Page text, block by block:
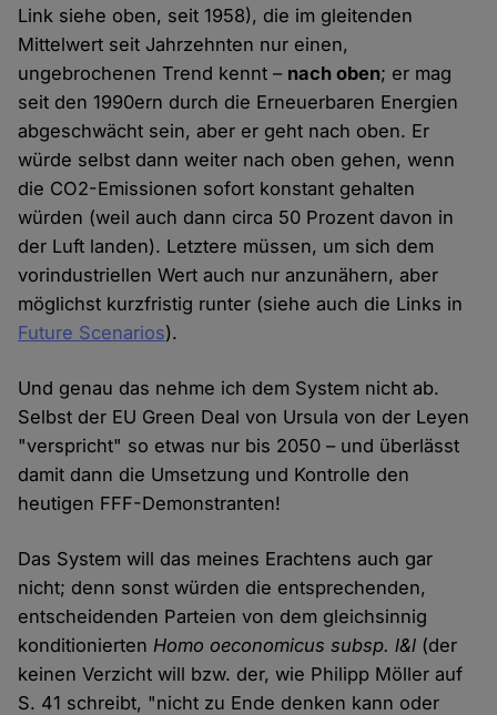
Link siehe oben, seit 1958), die im gleitenden
Mittelwert seit Jahrzehnten nur einen,
ungebrochenen Trend kennt – nach oben; er mag
seit den 1990ern durch die Erneuerbaren Energien
abgeschwächt sein, aber er geht nach oben. Er
würde selbst dann weiter nach oben gehen, wenn
die CO2-Emissionen sofort konstant gehalten
würden (weil auch dann circa 50 Prozent davon in
der Luft landen). Letztere müssen, um sich dem
vorindustriellen Wert auch nur anzunähern, aber
möglichst kurzfristig runter (siehe auch die Links in
Future Scenarios).
Und genau das nehme ich dem System nicht ab.
Selbst der EU Green Deal von Ursula von der Leyen
"verspricht" so etwas nur bis 2050 – und überlässt
damit dann die Umsetzung und Kontrolle den
heutigen FFF-Demonstranten!
Das System will das meines Erachtens auch gar
nicht; denn sonst würden die entsprechenden,
entscheidenden Parteien von dem gleichsinnig
konditioniertenHomo oeconomicus subsp. l&l (der
keinen Verzicht will bzw. der, wie Philipp Möller auf
S. 41 schreibt, "nicht zu Ende denken kann oder